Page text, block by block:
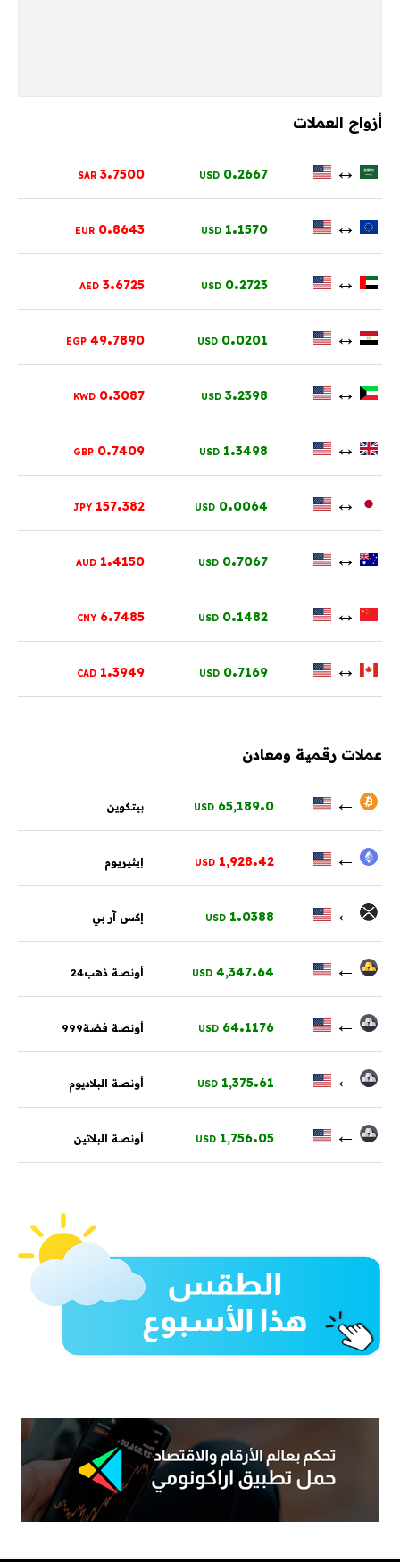
أزواج العملات
↔
0.2667
USD
3.7500
SAR
↔
1.1570
USD
0.8643
EUR
↔
0.2723
USD
3.6725
AED
↔
0.0201
USD
49.7890
EGP
↔
3.2398
USD
0.3087
KWD
↔
1.3498
USD
0.7409
GBP
↔
0.0064
USD
157.382
JPY
↔
0.7067
USD
1.4150
AUD
↔
0.1482
USD
6.7485
CNY
↔
0.7169
USD
1.3949
CAD
عملات رقمية ومعادن
←
65,189.0
USD بيتكوين
←
1,928.42
USD إيثيريوم
←
1.0388
USD إكس آر بي
←
4,347.64
USD أونصة ذهب24
←
64.1176
USD أونصة فضة999
←
1,375.61
USD أونصة البلاديوم
←
1,756.05
USD أونصة البلاتين